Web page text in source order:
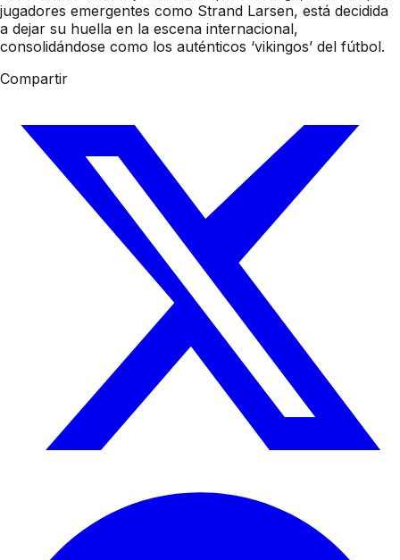
jugadores emergentes como Strand Larsen, está decidida
a dejar su huella en la escena internacional,
consolidándose como los auténticos ‘vikingos’ del fútbol.
Compartir